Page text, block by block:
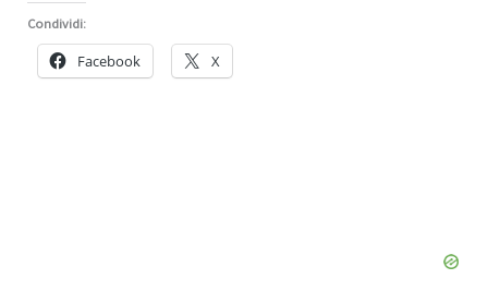
Condividi:
Facebook X